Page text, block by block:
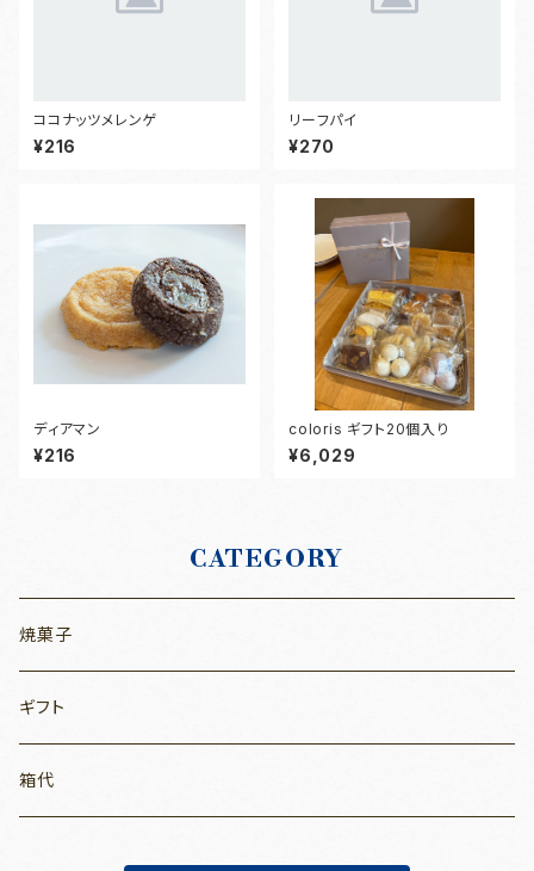
ココナッツメレンゲ
¥216
リーフパイ
¥270
ディアマン
¥216
coloris ギフト20個入り
¥6,029
CATEGORY
焼菓子
ギフト
箱代